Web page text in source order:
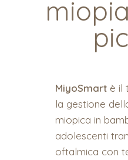
MiyoSmart è il
la gestione
miopica in
adolescenti
oftalmica con